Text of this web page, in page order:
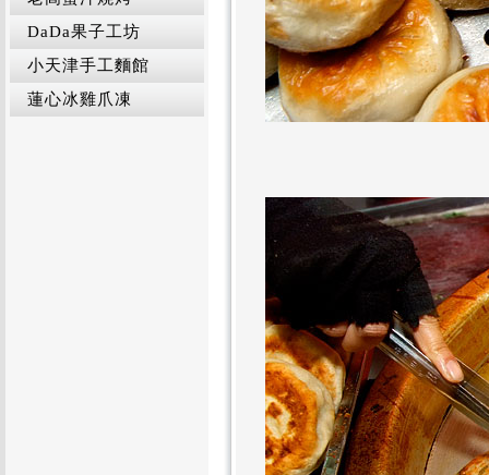
DaDa果子工坊
小天津手工麵館
蓮心冰雞爪凍